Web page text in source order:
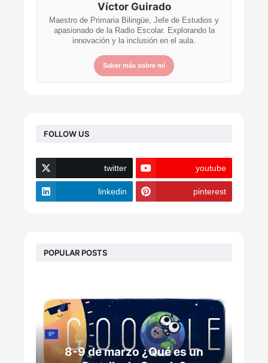
Víctor Guirado
Maestro de Primaria Bilingüe, Jefe de Estudios y
apasionado de la Radio Escolar. Explorando la
innovación y la inclusión en el aula.
Saber más sobre mí
FOLLOW US
twitter youtube
linkedin pinterest
POPULAR POSTS
6º
8-9 de marzo ¿Qué es un